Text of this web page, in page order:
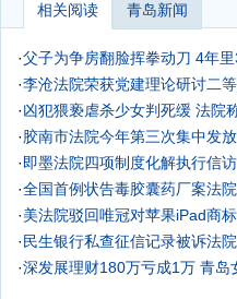
相关阅读 青岛新闻
·父子为争房翻脸挥拳动刀 4年
·李沧法院荣获党建理论研讨二
·凶犯猥亵虐杀少女判死缓 法院
·胶南市法院今年第三次集中发
· 即墨法院四项制度化解执行信访
·全国首例状告毒胶囊药厂案法
·美法院驳回唯冠对苹果iPad商
· 民生银行私查征信记录被诉法
·深发展理财180万亏成1万 青岛